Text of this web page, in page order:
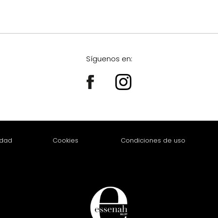
Síguenos en:
Cookies Condiciones de uso